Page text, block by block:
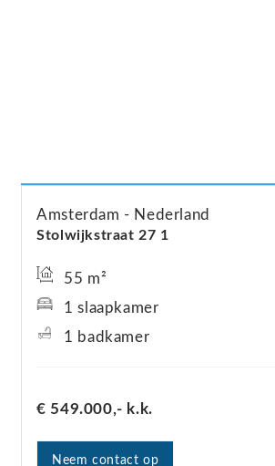
Stolwijkstraat 27 1
Amsterdam Nederland
€ 549.000,- k.k.
55 m²
1 slaapkamer
1 badkamer
Neem contact op